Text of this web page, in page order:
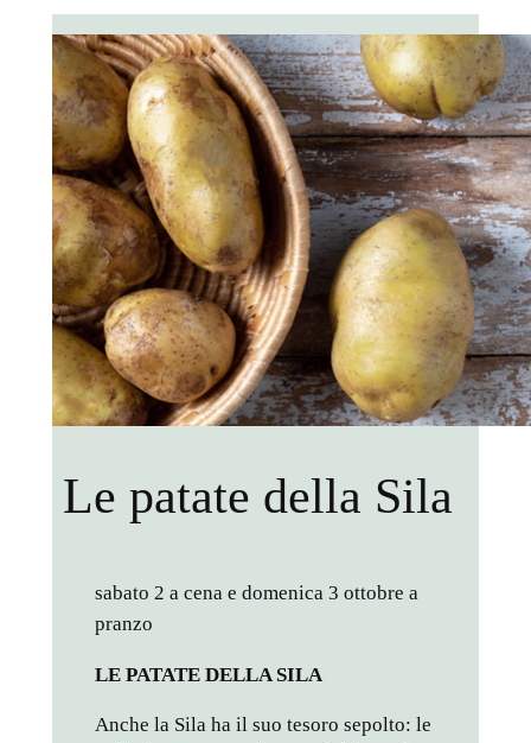
Le patate della Sila
sabato 2 a cena e domenica 3 ottobre a
pranzo
LE PATATE DELLA SILA
Anche la Sila ha il suo tesoro sepolto: le